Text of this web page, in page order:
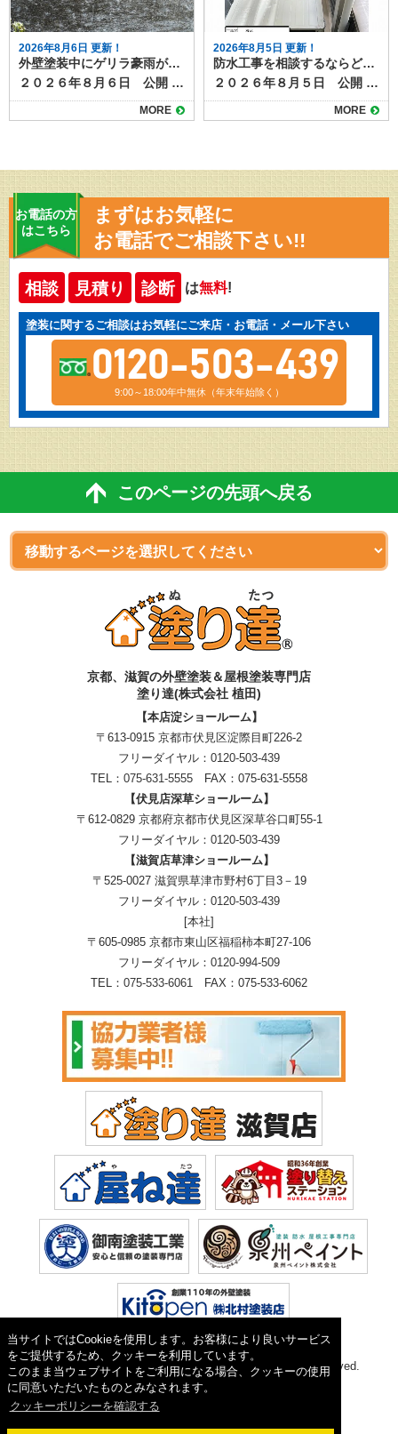
当サイトではCookieを使用します。お客様により良いサービス
をご提供するため、クッキーを利用しています。
このまま当ウェブサイトをご利用になる場合、クッキーの使用
に同意いただいたものとみなされます。
クッキーポリシーを確認する
2026年8月6日 更新！
外壁塗装中にゲリラ豪雨が降ったら？工事への影響と対応方法
２０２６年８月６日 公開 夏場を中心に増えているゲリラ豪雨は、外壁塗装工事にも大きな影響を与えます。 短時間で強い雨が降ると、塗料の仕上がり不良や工期の延長につながるため、現場では慎重な判断が求められます。 本記事では、突然の雨が外壁塗装工事に与える影響と、業者が行う対策について解説します。 目次ゲリラ豪雨が工事に与える影響塗料の密着不良色ムラや白化現象工期の延長施工業者が行う雨対策天気予報の細かなチェック塗装前の作業判断養生やシートでの防護工事中にゲリラ豪雨が降った場合の流れ施主ができる心構えまとめ ゲリラ豪雨が工事に与える影響 工事中のゲリラ豪雨が与える仕上がりや耐久性への影響を確認しておきましょう。 塗料の密着不良 塗装面が濡れた状態で塗料が付着すると、乾燥後に剥がれやすくなります。特に下塗り前や塗料の乾燥途中に雨が降ると、仕上がりや耐久性に影響します。 色ムラや白化現象 塗料が完全に乾く前に雨水が付着すると、表面が白っぽく濁ったり色ムラが発生します。この状態になると塗り直しが必要です。 工期の延長 ゲリラ豪雨は予測が難しいため、作業を中断したり翌日以降に工程をずらすことがあります。乾燥時間の確保も必要なため、予定より工期が伸びる場合があります。 施工業者が行う雨対策 塗装工事の施工業者は、天気予報によって、 ①雨が降り出すまで作業し、降ってきたらすぐに中断する ②１日中降りそうなので、最初から今日の作業を中止する のいずれかの判断をします。 ゲリラ豪雨などお天気の具合は、予報を見ていてもなかなか予測がつきづらいものですが、施工業者は事前に次のような対策を行って、急な雨に備えています。 天気予報の細かなチェック 近年は1時間単位のピンポイント予報が利用でき、工事前や休憩時間にも確認して作業スケジュールを調整します。 塗装前の作業判断 雨雲レーダーで豪雨の可能性が高い場合は、塗装工程を行わず、養生や下地調整など雨の影響を受けにくい作業に切り替えます。 養生やシートでの防護 作業中に急な雨が降った際は、足場のメッシュシートやビニールで塗装面を覆い、雨水の付着を防ぎます。 工事中にゲリラ豪雨が降った場合の流れ 塗装工事中にゲリラ豪雨に見舞われた場合には、次のように対応するのが一般的です。 作業を即時中断し、塗装面を雨から守る 雨が止んだら塗装面の水分を拭き取り、乾燥を確認 必要に応じて、部分的に再塗装を実施 乾燥状態が確保できない場合は翌日以降に作業を延期 塗料は余分な水分が混ざると耐久性や仕上がりに影響ができます。乾燥前に雨にあたらないようにすることと、作業を再開する際には、雨の影響を確認し、必要に応じて再塗装するなど修正が必要になります。 乾燥時間をしっかりとり、次の工程に移るためにも、雨の日やその翌日はしっかりと時間をとりますので、工期が伸びることもあります。 施主ができる心構え ゲリラ豪雨に限らず、天候が塗装工事に与える影響について事前に知っておくと、不安にならずに過ごすことができます。 夏場や梅雨時期は、工期が天候に左右されやすいことを理解する 工期延長があっても無理に急がせず、品質重視で進めてもらう 工事前の打ち合わせで「雨天時の対応方針」を確認しておく など、「家の外の工事は天気次第。さらに塗装は雨の影響を受け耐久性や仕上がりにも影響がある」ことを知っておきましょう。 まとめ 外壁塗装は天候の影響を大きく受ける工事です。ゲリラ豪雨が発生すると作業が中断され、工期が延びることもありますが、品質を守るためには必要な判断です。信頼できる業者であれば、天候を見極めながら安全かつ丁寧に作業を進めてくれます。 雨天時の対応は、塗装工程の進み具合や、今どんなことを行っているかによっても個々のケースで異なります。 実際に工事をしている場合は、施工店に「雨の場合の作業はどうなるのか」事前に確認しておくとよいでしょう。
MORE
2026年8月5日 更新！
防水工事を相談するならどこに？状況別の相談先と選び方
２０２６年８月５日 公開 屋上やベランダの防水層が劣化すると、雨漏りや建物内部の腐食につながります。そのため定期的なメンテナンスや必要な補修工事が必要になりますが、いざ防水工事を検討するとなると、「どこに相談すればよいのか分からない」という方は多いのではないでしょうか。 スムーズで意味のある防水工事を行うためには、相談先の選び方も大切です。 今回は、防水工事の相談先とその特徴を整理します。 目次防水工事の主な相談先防水工事専門業者外壁塗装・屋根工事業者ハウスメーカー・工務店管理会社（マンション・アパートの場合）防水工事の状況別のおすすめ相談先戸建住宅で雨漏りが発生している場合外壁や屋根の塗装時期と重なっている場合新築から数年以内の場合マンションやアパートの屋上防水相談前に準備しておくこと防水工事のご相談は塗り達！ 防水工事の主な相談先 防水工事の施工ができる業者や相談できる先として、次のようなところがあげられます。 防水工事専門業者 最も直接的で専門的な知識を持っているのが防水工事専門業者です。ウレタン防水、シート防水、FRP防水など各工法の特徴や費用感、耐用年数を具体的に説明してもらえます。 また、現地調査後に複数の工法を比較提案してくれる業者も多く、選択肢を広く持てます。 外壁塗装・屋根工事業者 防水工事を取り扱う塗装店や屋根業者もあります。外壁や屋根のメンテナンスと同時に依頼できるため、足場の共用で費用を抑えられる場合があります。ただし、防水専門ではない場合もあるため、施工実績や担当職人の資格を確認しましょう。 ハウスメーカー・工務店 新築時に依頼したハウスメーカーや工務店も相談先のひとつです。もともとの施工方法や、下地の種類、過去の施工履歴を把握しているため、適切な修繕方法を提案してもらえる可能性があります。ただし、下請け業者を通すため中間マージンが発生し、費用が割高になることがあります。 管理会社（マンション・アパートの場合） 集合住宅であれば、施工店へ直接連絡せず、まずは管理会社や管理組合に相談するのが基本です。共用部分の防水工事は所有者単独では決定できないため、調査や見積もりの手配も管理会社が行います。 防水工事の状況別のおすすめ相談先 防水工事は全面改修や部分改修のほか、表面のトップコートだけ塗り替える場合、雨漏りしていて下地事取り換える必要がる場合など、様々なケースがあります。下記に、事例を挙げておススメの相談先をご紹介します。 戸建住宅で雨漏りが発生している場合 防水工事専門業者に直接相談し、現地調査で原因を特定してもらうのが早道です。防水工事の補修のほか、雨漏り補修が必要になります。雨漏り専門店なども相談先になるでしょう。 外壁や屋根の塗装時期と重なっている場合 外壁塗装業者や屋根工事業者にまとめて依頼すると、塗装用に組む足場を使えるのでコストダウンになります。塗装工事店でも防水工事を扱っている施工店があるので、確認してみましょう。 新築から数年以内の場合 保証期間内であればハウスメーカーに相談し、無償修繕が可能か確認します。防水工事は５～１０年ほどの耐久性があるため、築後数年であれば、初期不良の可能性があります。 マンションやアパートの屋上防水 管理会社・管理組合経由で計画的に工事を進める必要があります。一戸だけ部分的な補修が必要になるケースもあれば、建物全体で一度にメンテナンスした方がよい場合もあります。ベランダやバルコニーの防水面に不安があれば、直接施工店に相談せず、まずは管理組合などへ連絡してみましょう。 相談前に準備しておくこと 防水工事のメンテナンスを相談する際には次のようなことをまとめて準備しておくと話がスムーズになります。 雨漏りや水たまりなどの症状がいつから発生しているか 範囲や程度が分かる写真 過去の修繕履歴や保証書 特に、過去に修繕したことがある場合は契約書や見積書などを見せられるとよいでしょう。 防水工事のご相談は塗り達！ 防水工事の相談先は状況や建物の種類によって異なります。戸建住宅であれば防水専門業者や塗装店、集合住宅なら管理会社を通すのが基本です。 どこに相談する場合でも、複数社から見積もりを取り、提案内容や保証期間を比較検討することが、後悔しない防水工事につながります。 塗り達では、塗装工事に加えて防水工事の施工も行っています。塗装工事と一緒の施工も可能ですし、防水工事のみの工事も承ります。まずはお気軽にご相談ください。
MORE
お電話の方
はこちら
まずはお気軽に
お電話でご相談下さい!!
相談 見積り 診断 は無料!
塗装に関するご相談はお気軽にご来店・お電話・メール下さい
0120-503-439
9:00～18:00年中無休（年末年始除く）
このページの先頭へ戻る
京都、滋賀の外壁塗装＆屋根塗装専門店
塗り達(株式会社 植田)
【本店淀ショールーム】
〒613-0915 京都市伏見区淀際目町226-2
フリーダイヤル： 0120-503-439
TEL： 075-631-5555 FAX：075-631-5558
【伏見店深草ショールーム】
〒612-0829 京都府京都市伏見区深草谷口町55-1
フリーダイヤル： 0120-503-439
【滋賀店草津ショールーム】
〒525-0027 滋賀県草津市野村6丁目3－19
フリーダイヤル： 0120-503-439
[本社]
〒605-0985 京都市東山区福稲柿本町27-106
フリーダイヤル： 0120-994-509
TEL： 075-533-6061 FAX：075-533-6062
Copyright © 2026 塗り達(株式会社 植田). All Rights Reserved.